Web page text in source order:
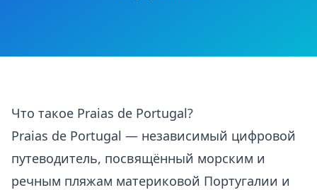
Что такое Praias de Portugal?
Praias de Portugal — независимый цифровой
путеводитель, посвящённый морским и
речным пляжам материковой Португалии и